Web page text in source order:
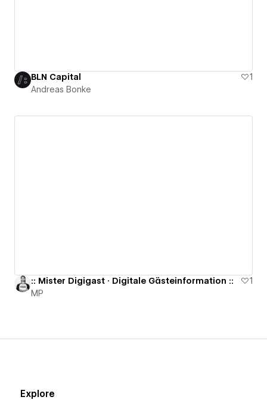
BLN Capital
1
Andreas Bonke
:: Mister Digigast · Digitale Gästeinformation ::
1
MP
Explore